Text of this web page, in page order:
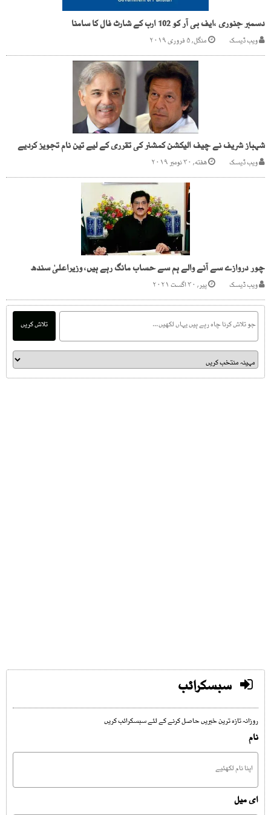
دسمبر جنوری ،ایف بی آر کو 102 ارب کے شارٹ فال کا سامنا
ویب ڈیسک منگل, ۵ فروری ۲۰۱۹
شہباز شریف نے چیف الیکشن کمشنر کی تقرری کے لیے تین نام تجویز کردیے
ویب ڈیسک هفته, ۳۰ نومبر ۲۰۱۹
چور دروازے سے آنے والے ہم سے حساب مانگ رہے ہیں، وزیراعلیٰ سندھ
ویب ڈیسک پیر, ۳۰ اگست ۲۰۲۱
تلاش کریں
سبسکرائب
روزانہ تازہ ترین خبریں حاصل کرنے کے لئے سبسکرائب کریں
نام
ای میل